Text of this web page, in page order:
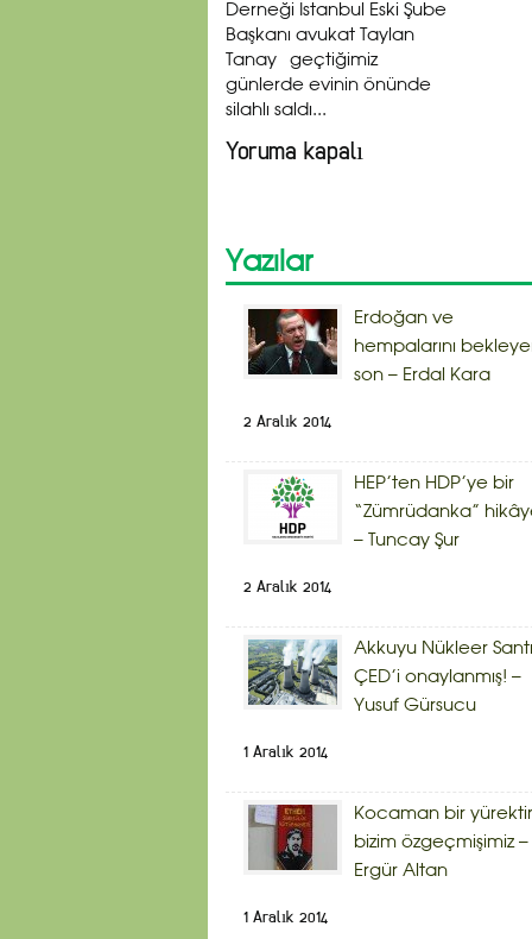
Derneği İstanbul Eski Şube
Başkanı avukat Taylan
Tanay geçtiğimiz
günlerde evinin önünde
silahlı saldı...
Yoruma kapalı
Yazılar
Erdoğan ve
hempalarını
son – Erdal Kara
2 Aralık 2014
HEP’ten HDP’ye bir
“Zümrüdanka”
– Tuncay Şur
2 Aralık 2014
Akkuyu Nükleer
ÇED’i onaylanmış! –
Yusuf Gürsucu
1 Aralık 2014
Kocaman bir yürektir
bizim özgeçmişimiz –
Ergür Altan
1 Aralık 2014